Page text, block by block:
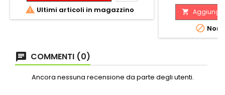
 Ultimi articoli in magazzino  Aggiungi
 Non
COMMENTI (0)
Ancora nessuna recensione da parte degli utenti.